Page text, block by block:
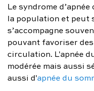
Le syndrome
la population et peut
s’accompagne
pouvant favoriser
circulation. L'apnée
modérée mais aussi
aussi d'apnée du